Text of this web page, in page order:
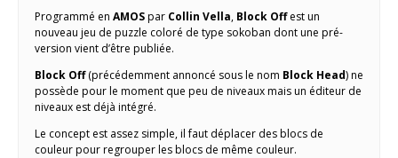
Programmé en AMOSpar Collin Vella, Block Offest un
nouveau jeu de puzzle coloré de type sokoban dont une pré-
version vient d’être publiée.
Block Off(précédemment annoncé sous le nom Block Head) ne
possède pour le moment que peu de niveaux mais un éditeur de
niveaux est déjà intégré.
Le concept est assez simple, il faut déplacer des blocs de
couleur pour regrouper les blocs de même couleur.